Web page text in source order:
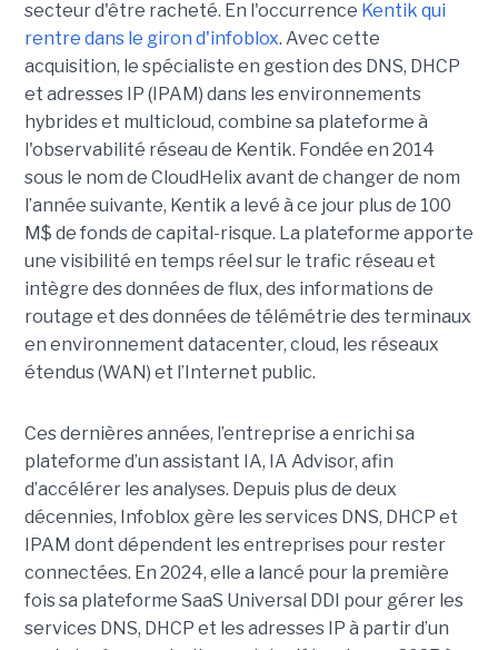
secteur d'être racheté. En l'occurrence Kentik qui
rentre dans le giron d'infoblox. Avec cette
acquisition, le spécialiste en gestion des DNS, DHCP
et adresses IP (IPAM) dans les environnements
hybrides et multicloud, combine sa plateforme à
l'observabilité réseau de Kentik. Fondée en 2014
sous le nom de CloudHelix avant de changer de nom
l’année suivante, Kentik a levé à ce jour plus de 100
M$ de fonds de capital-risque. La plateforme apporte
une visibilité en temps réel sur le trafic réseau et
intègre des données de flux, des informations de
routage et des données de télémétrie des terminaux
en environnement datacenter, cloud, les réseaux
étendus (WAN) et l’Internet public.
Ces dernières années, l’entreprise a enrichi sa
plateforme d’un assistant IA, IA Advisor, afin
d’accélérer les analyses. Depuis plus de deux
décennies, Infoblox gère les services DNS, DHCP et
IPAM dont dépendent les entreprises pour rester
connectées. En 2024, elle a lancé pour la première
fois sa plateforme SaaS Universal DDI pour gérer les
services DNS, DHCP et les adresses IP à partir d’un